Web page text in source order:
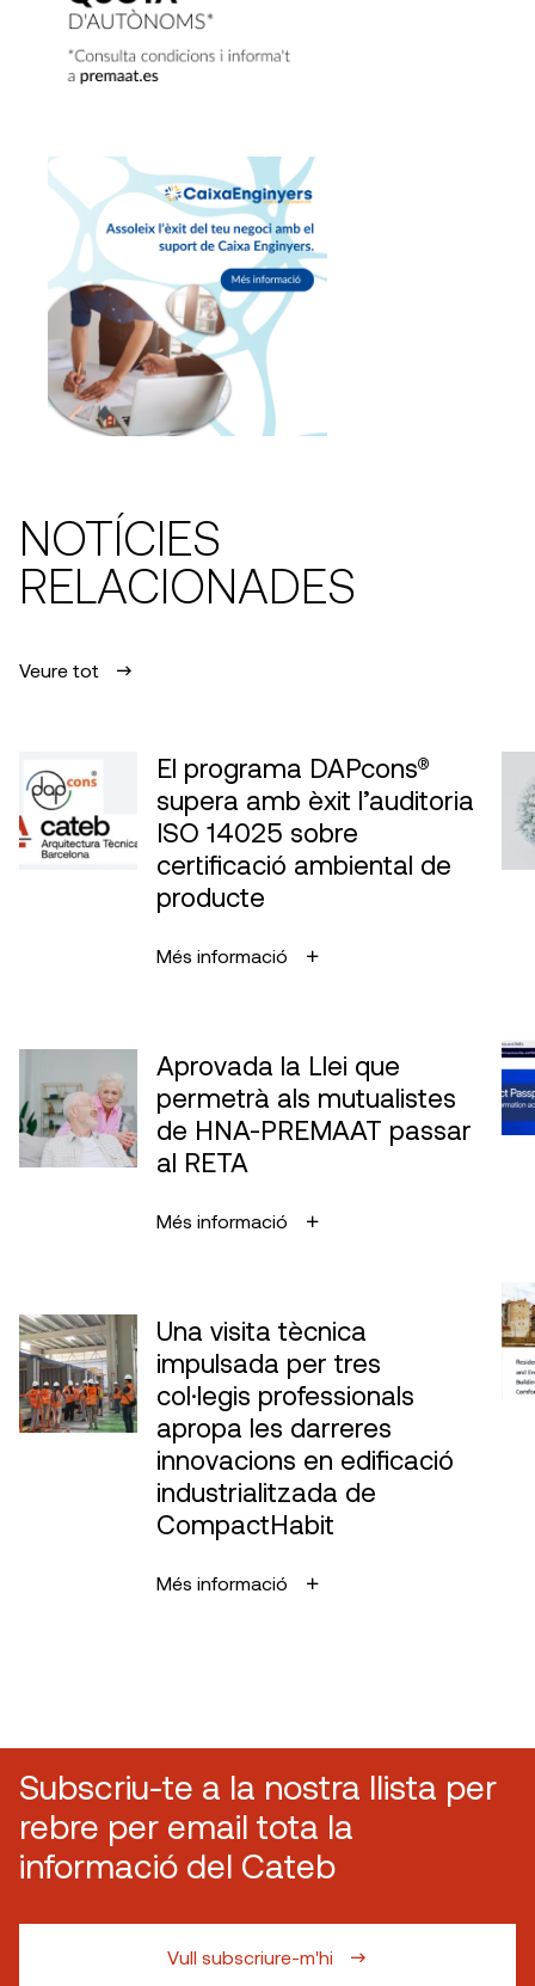
NOTÍCIES
RELACIONADES
Veure tot
El programa DAPcons®
supera amb èxit l’auditoria
ISO 14025 sobre
certificació ambiental de
producte
Més informació
Aprovada la Llei que
permetrà als mutualistes
de HNA-PREMAAT passar
al RETA
Més informació
Una visita tècnica
impulsada per tres
col·legis professionals
apropa les darreres
innovacions en edificació
industrialitzada de
CompactHabit
Més informació
Subscriu-te a la nostra llista per
rebre per email tota la
informació del Cateb
Vull subscriure-m'hi